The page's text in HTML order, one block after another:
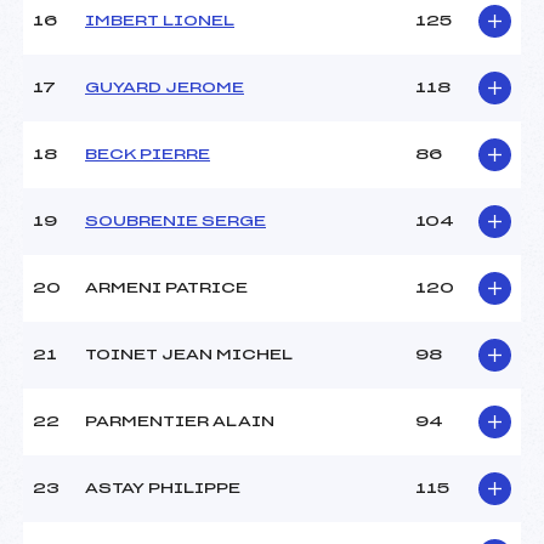
MAST
16 IMBERT LIONEL 125
17 GUYARD JEROME 118
18 BECK PIERRE 86
19 SOUBRENIE SERGE 104
20 ARMENI PATRICE 120
21 TOINET JEAN MICHEL 98
22 PARMENTIER ALAIN 94
23 ASTAY PHILIPPE 115